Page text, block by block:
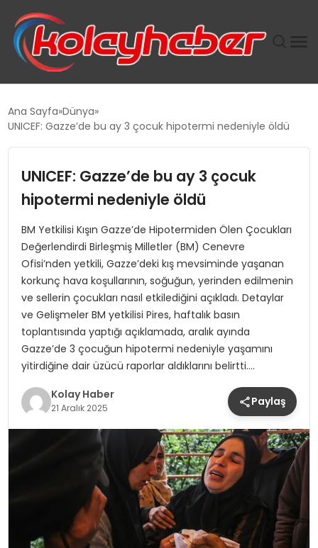
TANYER YAPI ZEMIN MÜHENDISLIĞINDE HEDEF
BÜYÜTTÜ
TOROSLAR’DA PAZAR GERGİNLİĞİ!
Ana Sayfa Dünya
UNICEF: Gazze’de bu ay 3 çocuk hipotermi nedeniyle öldü
UNICEF: Gazze’de bu ay 3 çocuk
hipotermi nedeniyle öldü
BM Yetkilisi Kışın Gazze’de Hipotermiden Ölen Çocukları
Değerlendirdi Birleşmiş Milletler (BM) Cenevre
Ofisi’nden yetkili, Gazze’deki kış mevsiminde yaşanan
korkunç hava koşullarının, soğuğun, yerinden edilmenin
ve sellerin çocukları nasıl etkilediğini açıkladı. Detaylar
ve Gelişmeler BM yetkilisi Pires, haftalık basın
toplantısında yaptığı açıklamada, aralık ayında
Gazze’de 3 çocuğun hipotermi nedeniyle yaşamını
yitirdiğine dair üzücü raporlar aldıklarını belirtti….
Kolay Haber
21 Aralık 2025 Paylaş